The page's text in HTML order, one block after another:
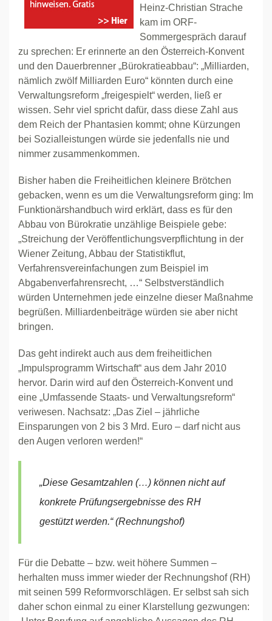
Heinz-Christian Strache
kam im ORF-
Sommergespräch darauf
zu sprechen: Er erinnerte an den Österreich-Konvent
und den Dauerbrenner „Bürokratieabbau“: „Milliarden,
nämlich zwölf Milliarden Euro“ könnten durch eine
Verwaltungsreform „freigespielt“ werden, ließ er
wissen. Sehr viel spricht dafür, dass diese Zahl aus
dem Reich der Phantasien kommt; ohne Kürzungen
bei Sozialleistungen würde sie jedenfalls nie und
nimmer zusammenkommen.
Bisher haben die Freiheitlichen kleinere Brötchen
gebacken, wenn es um die Verwaltungsreform ging: Im
Funktionärshandbuch wird erklärt, dass es für den
Abbau von Bürokratie unzählige Beispiele gebe:
„Streichung der Veröffentlichungsverpflichtung in der
Wiener Zeitung, Abbau der Statistikflut,
Verfahrensvereinfachungen zum Beispiel im
Abgabenverfahrensrecht, …“ Selbstverständlich
würden Unternehmen jede einzelne dieser Maßnahme
begrüßen. Milliardenbeiträge würden sie aber nicht
bringen.
Das geht indirekt auch aus dem freiheitlichen
„Impulsprogramm Wirtschaft“ aus dem Jahr 2010
hervor. Darin wird auf den Österreich-Konvent und
eine „Umfassende Staats- und Verwaltungsreform“
veriwesen. Nachsatz: „Das Ziel – jährliche
Einsparungen von 2 bis 3 Mrd. Euro – darf nicht aus
den Augen verloren werden!“
„Diese Gesamtzahlen (…) können nicht auf
konkrete Prüfungsergebnisse des RH
gestützt werden.“ (Rechnungshof)
Für die Debatte – bzw. weit höhere Summen –
herhalten muss immer wieder der Rechnungshof (RH)
mit seinen 599 Reformvorschlägen. Er selbst sah sich
daher schon einmal zu einer Klarstellung gezwungen: